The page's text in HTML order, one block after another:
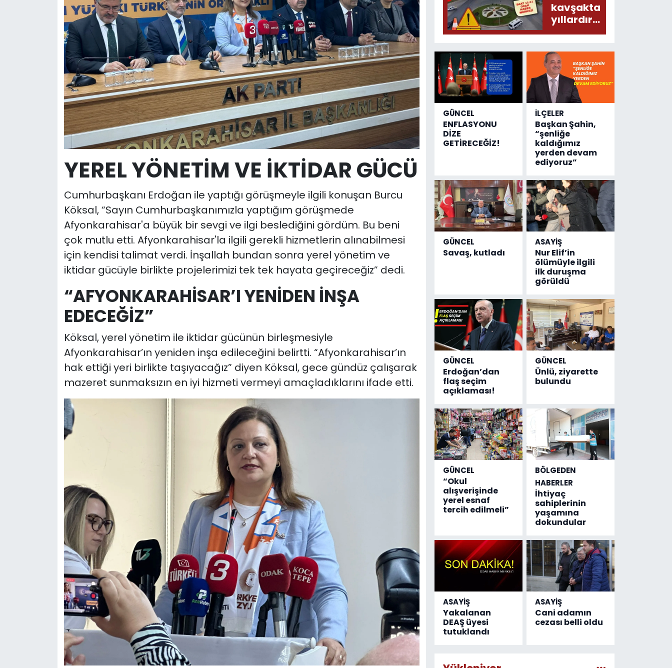
YEREL YÖNETİM VE İKTİDAR GÜCÜ
Cumhurbaşkanı Erdoğan ile yaptığı görüşmeyle ilgili konuşan Burcu
Köksal, “Sayın Cumhurbaşkanımızla yaptığım görüşmede
Afyonkarahisar'a büyük bir sevgi ve ilgi beslediğini gördüm. Bu beni
çok mutlu etti. Afyonkarahisar'la ilgili gerekli hizmetlerin alınabilmesi
için kendisi talimat verdi. İnşallah bundan sonra yerel yönetim ve
iktidar gücüyle birlikte projelerimizi tek tek hayata geçireceğiz” dedi.
“AFYONKARAHİSAR’I YENİDEN İNŞA
EDECEĞİZ”
Köksal, yerel yönetim ile iktidar gücünün birleşmesiyle
Afyonkarahisar’ın yeniden inşa edileceğini belirtti. “Afyonkarahisar’ın
hak ettiği yeri birlikte taşıyacağız” diyen Köksal, gece gündüz çalışarak
mazeret sunmaksızın en iyi hizmeti vermeyi amaçladıklarını ifade etti.
donduracak
olaylar
olmuş...
kavşakta
yıllardır
değişen
kaza
sayısı!
GÜNCEL
ENFLASYONU
DİZE
GETİRECEĞİZ!
İLÇELER
Başkan Şahin,
“şenliğe
kaldığımız
yerden devam
ediyoruz”
GÜNCEL
Savaş, kutladı
ASAYİŞ
Nur Elif’in
ölümüyle ilgili
ilk duruşma
görüldü
GÜNCEL
Erdoğan’dan
flaş seçim
açıklaması!
GÜNCEL
Ünlü, ziyarette
bulundu
GÜNCEL
“Okul
alışverişinde
yerel esnaf
tercih edilmeli”
BÖLGEDEN
HABERLER
İhtiyaç
sahiplerinin
yaşamına
dokundular
ASAYİŞ
Yakalanan
DEAŞ üyesi
tutuklandı
ASAYİŞ
Cani adamın
cezası belli oldu